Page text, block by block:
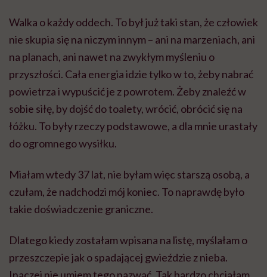
Walka o każdy oddech. To był już taki stan, że człowiek
nie skupia się na niczym innym – ani na marzeniach, ani
na planach, ani nawet na zwykłym myśleniu o
przyszłości. Cała energia idzie tylko w to, żeby nabrać
powietrza i wypuścić je z powrotem. Żeby znaleźć w
sobie siłę, by dojść do toalety, wrócić, obrócić się na
łóżku. To były rzeczy podstawowe, a dla mnie urastały
do ogromnego wysiłku.
Miałam wtedy 37 lat, nie byłam więc starszą osobą, a
czułam, że nadchodzi mój koniec. To naprawdę było
takie doświadczenie graniczne.
Dlatego kiedy zostałam wpisana na listę, myślałam o
przeszczepie jak o spadającej gwieździe z nieba.